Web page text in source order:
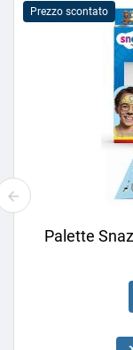
Prezzo scontato
Palette